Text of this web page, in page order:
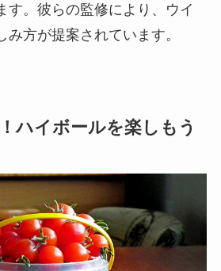
す。彼らの監修により、ウイ
み方が提案されています。
ハイボールを楽しもう